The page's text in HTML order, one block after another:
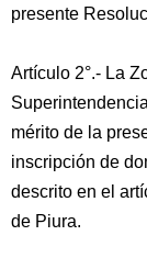
presente
Artículo 2°.- La
mérito de la
inscripción de
descrito en el
de Piura.